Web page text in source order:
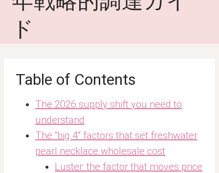
ド
Table of Contents
The 2026 supply shift you need to
understand
The “big 4” factors that set freshwater
pearl necklace wholesale cost
Luster: the factor that moves price